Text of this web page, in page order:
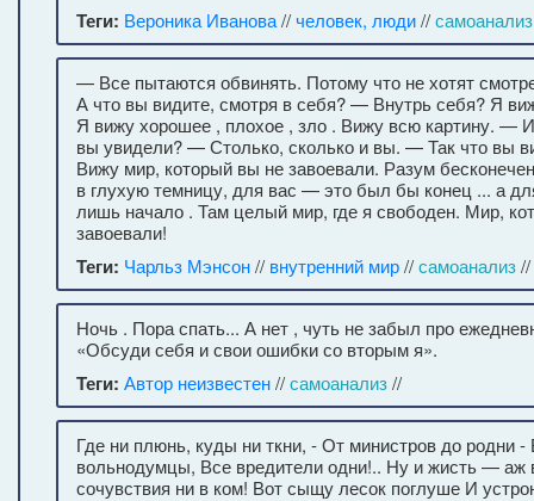
Теги: Вероника Иванова//человек, люди//самоанализ
— Все пытаются обвинять. Потому что не хотят
А что вы видите, смотря в себя? — Внутрь себя? Я
Я вижу хорошее , плохое , зло . Вижу всю картину. —
вы увидели? — Столько, сколько и вы. — Так что вы
Вижу мир, который вы не завоевали. Разум
в глухую темницу, для вас — это был бы конец ... а
лишь начало . Там целый мир, где я свободен. Мир,
завоевали!
Теги: Чарльз Мэнсон// внутренний мир//самоанализ//
Ночь . Пора спать... А нет , чуть не забыл про
«Обсуди себя и свои ошибки со вторым я».
Теги: Автор неизвестен//самоанализ//
Где ни плюнь, куды ни ткни, - От министров до родни
вольнодумцы, Все вредители одни!.. Ну и жисть — аж
сочувствия ни в ком! Вот сыщу лесок поглуше И